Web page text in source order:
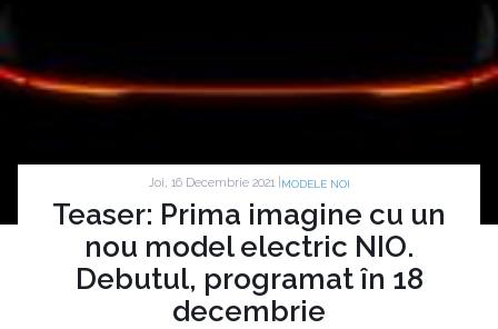
Joi, 16 Decembrie 2021 | MODELE NOI
Teaser: Prima imagine cu un
nou model electric NIO.
Debutul, programat în 18
decembrie